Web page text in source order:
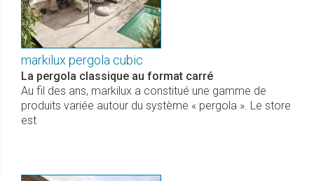
markilux pergola cubic
La pergola classique au format carré
Au fil des ans, markilux a constitué une gamme de
produits variée autour du système « pergola ». Le store
est